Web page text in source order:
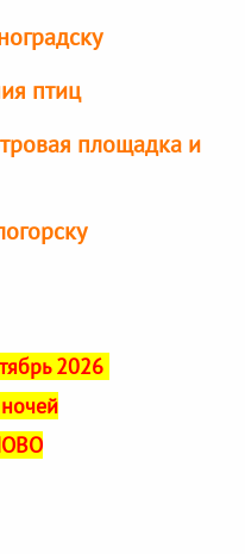
птиц
площадка и
2026